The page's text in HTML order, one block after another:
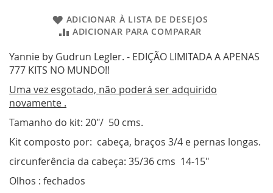
ADICIONAR À LISTA DE DESEJOS
ADICIONAR PARA COMPARAR
Yannie by Gudrun Legler. - EDIÇÃO LIMITADA A APENAS
777 KITS NO MUNDO!!
Uma vez esgotado, não poderá ser adquirido
novamente .
Tamanho do kit: 20"/ 50 cms.
Kit composto por: cabeça, braços 3/4 e pernas longas.
circunferência da cabeça: 35/36 cms 14-15"
Olhos : fechados